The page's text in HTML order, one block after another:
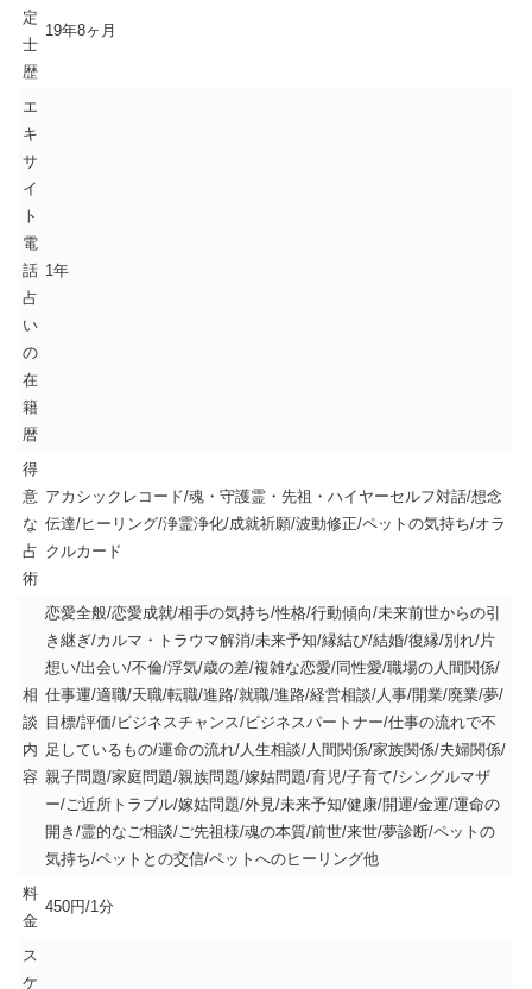
定
士
歴
19年8ヶ月
エ
キ
サ
イ
ト
電
話
占
い
の
在
籍
暦
1年
得
意
な
占
術
アカシックレコード/魂・守護霊・先祖・ハイヤーセルフ対話/想念
伝達/ヒーリング/浄霊浄化/成就祈願/波動修正/ペットの気持ち/オラ
クルカード
相
談
内
容
恋愛全般/恋愛成就/相手の気持ち/性格/行動傾向/未来前世からの引
き継ぎ/カルマ・トラウマ解消/未来予知/縁結び/結婚/復縁/別れ/片
想い/出会い/不倫/浮気/歳の差/複雑な恋愛/同性愛/職場の人間関係/
仕事運/適職/天職/転職/進路/就職/進路/経営相談/人事/開業/廃業/夢/
目標/評価/ビジネスチャンス/ビジネスパートナー/仕事の流れで不
足しているもの/運命の流れ/人生相談/人間関係/家族関係/夫婦関係/
親子問題/家庭問題/親族問題/嫁姑問題/育児/子育て/シングルマザ
ー/ご近所トラブル/嫁姑問題/外見/未来予知/健康/開運/金運/運命の
開き/霊的なご相談/ご先祖様/魂の本質/前世/来世/夢診断/ペットの
気持ち/ペットとの交信/ペットへのヒーリング他
料
金
450円/1分
ス
ケ